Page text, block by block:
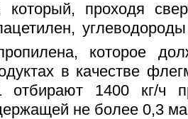
который, проходя
которое
в качестве
отбирают 1400 кг/ч
не более 0,3